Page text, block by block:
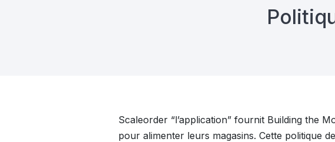
Scaleorder “l’application” fournit Building the
pour alimenter leurs magasins. Cette politique